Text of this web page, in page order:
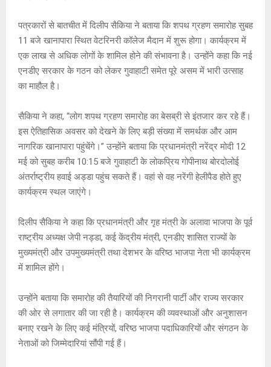
p
p
o
k
e
k
पत्रकारों से बातचीत में दिलीप सैकिया ने बताया कि शपथ ग्रहण समारोह सुबह
11 बजे खानापारा स्थित वेटरिनरी कॉलेज मैदान में शुरू होगा। कार्यक्रम में
एक लाख से अधिक लोगों के शामिल होने की संभावना है। उन्होंने कहा कि नई
एनडीए सरकार के गठन को लेकर गुवाहाटी समेत पूरे असम में भारी उत्साह
का माहौल है।
सैकिया ने कहा, “लोग शपथ ग्रहण समारोह का बेसब्री से इंतजार कर रहे हैं।
इस ऐतिहासिक अवसर को देखने के लिए बड़ी संख्या में समर्थक और आम
नागरिक खानापारा पहुंचेंगे।” उन्होंने बताया कि प्रधानमंत्री नरेंद्र मोदी 12
मई को सुबह करीब 10:15 बजे गुवाहाटी के लोकप्रिय गोपीनाथ बोरदोलोई
अंतर्राष्ट्रीय हवाई अड्डा पहुंच सकते हैं। वहां से वह नरेंगी हेलीपैड होते हुए
कार्यक्रम स्थल जाएंगे।
दिलीप सैकिया ने कहा कि प्रधानमंत्री और गृह मंत्री के अलावा भाजपा के पूर्व
राष्ट्रीय अध्यक्ष जेपी नड्डा, कई केंद्रीय मंत्री, एनडीए शासित राज्यों के
मुख्यमंत्री और उपमुख्यमंत्री तथा देशभर के वरिष्ठ भाजपा नेता भी कार्यक्रम
में शामिल होंगे।
उन्होंने बताया कि समारोह की तैयारियों की निगरानी पार्टी और राज्य सरकार
की ओर से लगातार की जा रही है। कार्यक्रम की व्यवस्थाओं और अनुशासन
बनाए रखने के लिए कई मंत्रियों, वरिष्ठ भाजपा पदाधिकारियों और संगठन के
नेताओं को जिम्मेदारियां सौंपी गई हैं।